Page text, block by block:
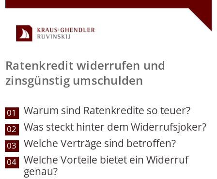
Ratenkredit widerrufen und
zinsgünstig umschulden
01 Warum sind Ratenkredite so teuer?
02 Was steckt hinter dem Widerrufsjoker?
03 Welche Verträge sind betroffen?
04
Welche Vorteile bietet ein Widerruf
genau?